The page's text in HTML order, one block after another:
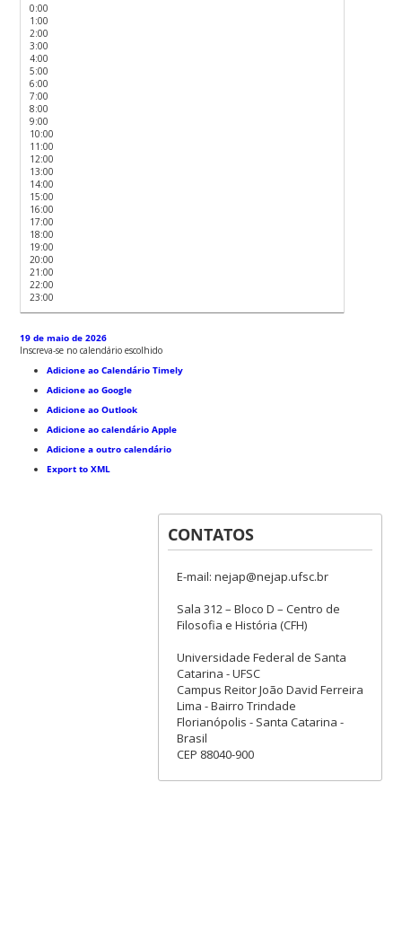
0:00
1:00
2:00
3:00
4:00
5:00
6:00
7:00
8:00
9:00
10:00
11:00
12:00
13:00
14:00
15:00
16:00
17:00
18:00
19:00
20:00
21:00
22:00
23:00
19 de maio de 2026
Inscreva-se no calendário escolhido
Adicione ao Calendário Timely
Adicione ao Google
Adicione ao Outlook
Adicione ao calendário Apple
Adicione a outro calendário
Export to XML
CONTATOS
E-mail: nejap@nejap.ufsc.br
Sala 312 – Bloco D – Centro de
Filosofia e História (CFH)
Universidade Federal de Santa
Catarina - UFSC
Campus Reitor João David Ferreira
Lima - Bairro Trindade
Florianópolis - Santa Catarina -
Brasil
CEP 88040-900